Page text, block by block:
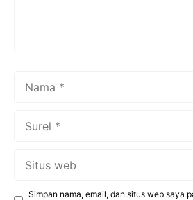
Simpan nama, email, dan situs web saya